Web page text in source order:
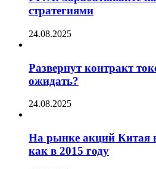
стратегиями
24.08.2025
Развернут контракт
ожидать?
24.08.2025
На рынке акций Китая
как в 2015 году